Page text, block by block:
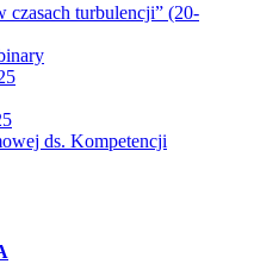
turbulencji” (20-
ds. Kompetencji